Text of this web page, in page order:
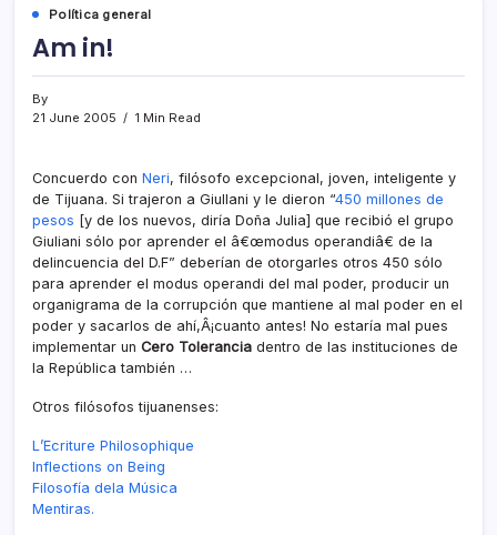
Polí­tica general
Am in!
By
21 June 2005
1 Min Read
Concuerdo con Neri, filósofo excepcional, joven, inteligente y
de Tijuana. Si trajeron a Giullani y le dieron “450 millones de
pesos [y de los nuevos, dirí­a Doña Julia] que recibió el grupo
Giuliani sólo por aprender el â€œmodus operandiâ€ de la
delincuencia del D.F” deberí­an de otorgarles otros 450 sólo
para aprender el modus operandi del mal poder, producir un
organigrama de la corrupción que mantiene al mal poder en el
poder y sacarlos de ahí­,Â¡cuanto antes! No estarí­a mal pues
implementar un Cero Tolerancia dentro de las instituciones de
la República también …
Otros filósofos tijuanenses:
L’Ecriture Philosophique
Inflections on Being
Filosofí­a dela Música
Mentiras.